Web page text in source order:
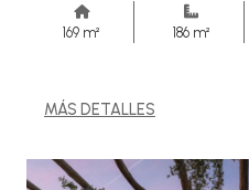
169 m² 186 m²
MÁS DETALLES